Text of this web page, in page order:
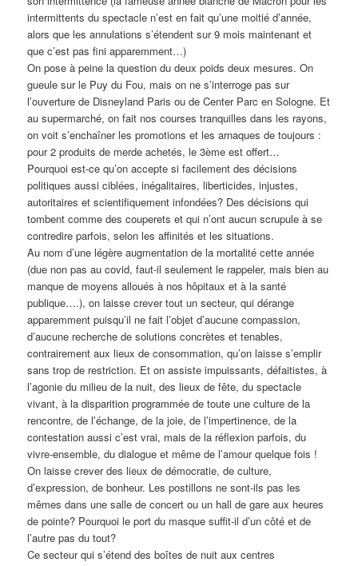
intermittents du spectacle n’est en fait qu’une moitié d’année,
alors que les annulations s’étendent sur 9 mois maintenant et
que c’est pas fini apparemment…)
On pose à peine la question du deux poids deux mesures. On
gueule sur le Puy du Fou, mais on ne s’interroge pas sur
l’ouverture de Disneyland Paris ou de Center Parc en Sologne. Et
au supermarché, on fait nos courses tranquilles dans les rayons,
on voit s’enchaîner les promotions et les arnaques de toujours :
pour 2 produits de merde achetés, le 3ème est offert…
Pourquoi est-ce qu’on accepte si facilement des décisions
politiques aussi ciblées, inégalitaires, liberticides, injustes,
autoritaires et scientifiquement infondées? Des décisions qui
tombent comme des couperets et qui n’ont aucun scrupule à se
contredire parfois, selon les affinités et les situations.
Au nom d’une légère augmentation de la mortalité cette année
(due non pas au covid, faut-il seulement le rappeler, mais bien au
manque de moyens alloués à nos hôpitaux et à la santé
publique….), on laisse crever tout un secteur, qui dérange
apparemment puisqu’il ne fait l’objet d’aucune compassion,
d’aucune recherche de solutions concrètes et tenables,
contrairement aux lieux de consommation, qu’on laisse s’emplir
sans trop de restriction. Et on assiste impuissants, défaitistes, à
l’agonie du milieu de la nuit, des lieux de fête, du spectacle
vivant, à la disparition programmée de toute une culture de la
rencontre, de l’échange, de la joie, de l’impertinence, de la
contestation aussi c’est vrai, mais de la réflexion parfois, du
vivre-ensemble, du dialogue et même de l’amour quelque fois !
On laisse crever des lieux de démocratie, de culture,
d’expression, de bonheur. Les postillons ne sont-ils pas les
mêmes dans une salle de concert ou un hall de gare aux heures
de pointe? Pourquoi le port du masque suffit-il d’un côté et de
l’autre pas du tout?
Ce secteur qui s’étend des boîtes de nuit aux centres